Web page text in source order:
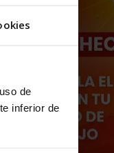
de
inferior de